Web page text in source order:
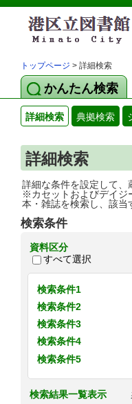
トップページ > 詳細検索
かんたん検索
詳細検索 典拠検索
詳細検索
詳細な条件を設定して、
※カセットおよびデイジ
本・雑誌を検索し、該
検索条件
資料区分
すべて選択
検索条件1
検索条件2
検索条件3
検索条件4
検索条件5
検索結果一覧表示